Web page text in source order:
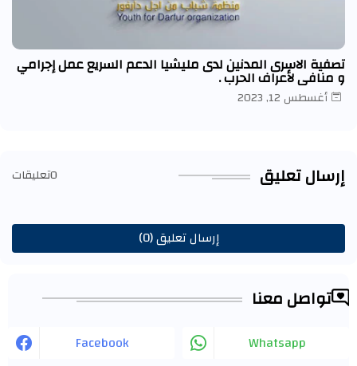
تصفية الاسرى المدنين لدى مليشيا الدعم السريع عمل إجرامي
و منافي لأعراف الحرب .
أغسطس 12, 2023
إرسال تعليق 0تعليقات
إرسال تعليق (0)
تواصل معنا
Facebook
Whatsapp